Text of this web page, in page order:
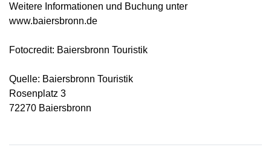
Weitere Informationen und Buchung unter
www.baiersbronn.de
Fotocredit: Baiersbronn Touristik
Quelle: Baiersbronn Touristik
Rosenplatz 3
72270 Baiersbronn